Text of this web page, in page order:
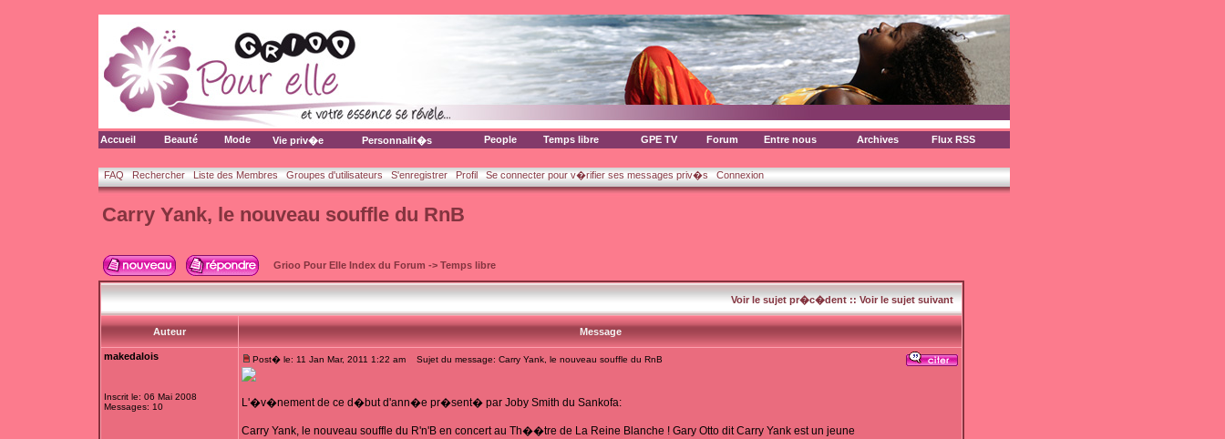
Accueil Beauté Mode Vie priv�e Personnalit�s People Temps libre GPE TV Forum Entre nous Archives Flux RSS
FAQ Rechercher Liste des Membres Groupes d'utilisateurs S'enregistrer Profil Se connecter pour v�rifier ses messages priv�s Connexion
Carry Yank, le nouveau souffle du RnB
Grioo Pour Elle Index du Forum -> Temps libre
Voir le sujet pr�c�dent::Voir le sujet suivant
Auteur Message
makedalois
Inscrit le: 06 Mai 2008
Messages: 10
Post� le: 11 Jan Mar, 2011 1:22 am Sujet du message: Carry Yank, le nouveau souffle du RnB
L'�v�nement de ce d�but d'ann�e pr�sent� par Joby Smith du Sankofa:
Carry Yank, le nouveau souffle du R'n'B en concert au Th��tre de La Reine Blanche ! Gary Otto dit Carry Yank est un jeune